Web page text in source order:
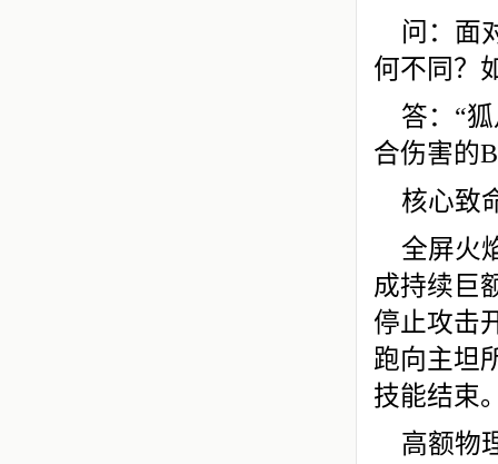
问：面
何不同？
答：“
合伤害的
核心致
全屏火
成持续巨
停止攻击
跑向主坦
技能结束
高额物